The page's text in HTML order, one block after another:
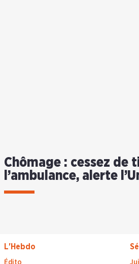
Chômage : cessez de
l’ambulance, alerte
L'Hebdo
Édito